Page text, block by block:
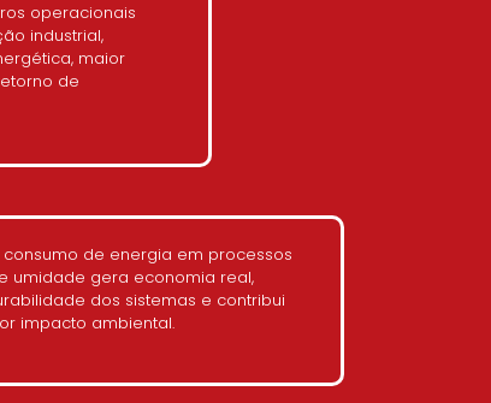
operacionais
industrial,
maior
de
de energia em processos
umidade gera economia real,
dos sistemas e contribui
impacto ambiental.